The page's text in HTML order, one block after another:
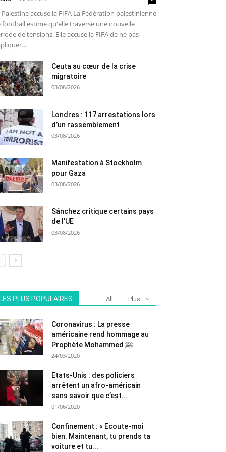
Palestine accuse la FIFA La Fédération palestinienne
football estime qu'elle traverse une nouvelle
de tensions. Elle accuse la FIFA de ne pas
Ceuta au cœur de la crise
migratoire
03/08/2026
Londres : 117 arrestations lors
d’un rassemblement
03/08/2026
Manifestation à Stockholm
pour Gaza
03/08/2026
Sánchez critique certains pays
de l’UE
03/08/2026
LES PLUS POPULAIRES All Plus
Coronavirus : La presse
américaine rend hommage au
Prophète Mohammed ﷺ
24/03/2020
Etats-Unis : des policiers
arrêtent un afro-américain
sans savoir que c’est...
01/06/2020
Confinement : « Ecoute-moi
bien. Maintenant, tu prends ta
voiture et tu...